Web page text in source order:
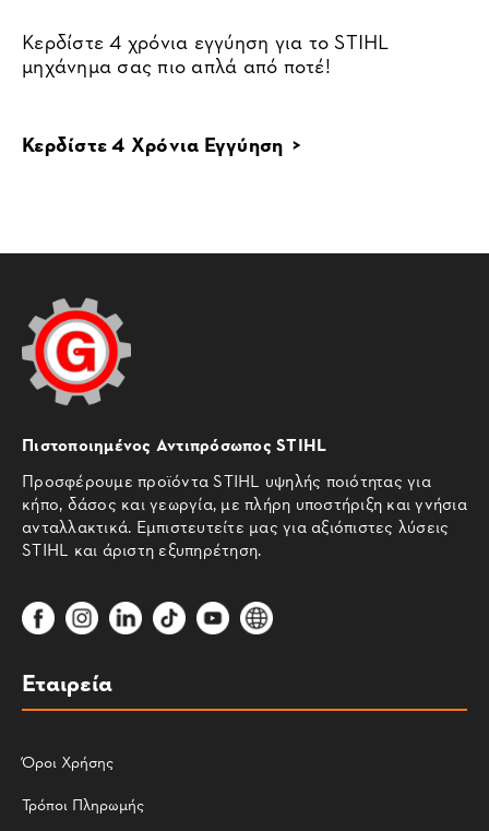
Κερδίστε 4 χρόνια εγγύηση για το STIHL
μηχάνημα σας πιο απλά από ποτέ!
Κερδίστε 4 Χρόνια Εγγύηση >
Πιστοποιημένος Αντιπρόσωπος STIHL
Προσφέρουμε προϊόντα STIHL υψηλής ποιότητας για
κήπο, δάσος και γεωργία, με πλήρη υποστήριξη και γνήσια
ανταλλακτικά. Εμπιστευτείτε μας για αξιόπιστες λύσεις
STIHL και άριστη εξυπηρέτηση.
Εταιρεία
Όροι Χρήσης
Τρόποι Πληρωμής